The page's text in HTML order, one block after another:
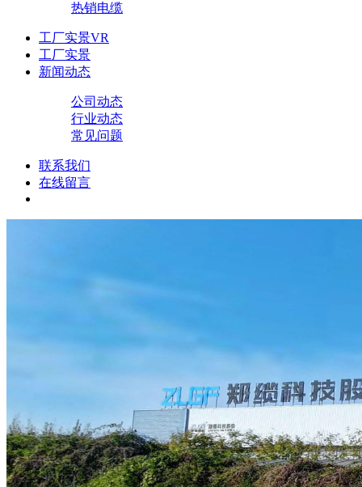
热销电缆
工厂实景VR
工厂实景
新闻动态
公司动态
行业动态
常见问题
联系我们
在线留言